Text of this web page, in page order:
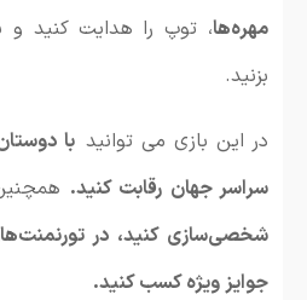
مهره‌ها، توپ را هدایت کنید و
بزنید.
در این بازی می توانیدبا
سراسر جهان رقابت کنید.
شخصی‌سازی کنید، در
جوایز ویژه کسب کنید.